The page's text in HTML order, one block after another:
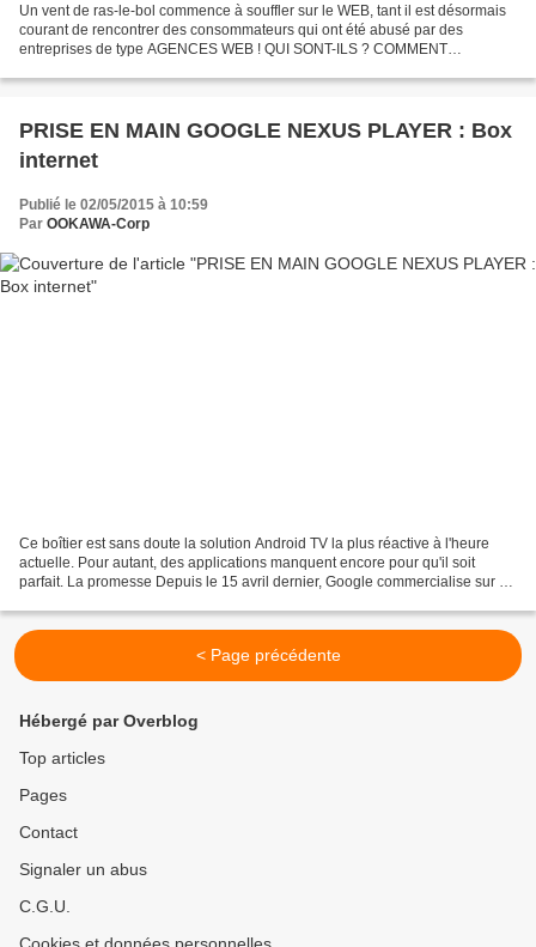
Un vent de ras-le-bol commence à souffler sur le WEB, tant il est désormais
courant de rencontrer des consommateurs qui ont été abusé par des
entreprises de type AGENCES WEB ! QUI SONT-ILS ? COMMENT
PRISE EN MAIN GOOGLE NEXUS PLAYER : Box
internet
Publié le 02/05/2015 à 10:59
Par OOKAWA-Corp
Ce boîtier est sans doute la solution Android TV la plus réactive à l'heure
actuelle. Pour autant, des applications manquent encore pour qu'il soit
parfait. La promesse Depuis le 15 avril dernier, Google commercialise sur sa
< Page précédente
Hébergé par Overblog
Top articles
Pages
Contact
Signaler un abus
C.G.U.